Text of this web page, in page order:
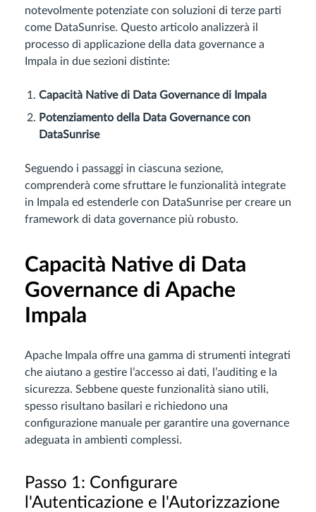
notevolmente potenziate con soluzioni di terze parti
come DataSunrise. Questo articolo analizzerà il
processo di applicazione della data governance a
Impala in due sezioni distinte:
Capacità Native di Data Governance di Impala
Potenziamento della Data Governance con
DataSunrise
Seguendo i passaggi in ciascuna sezione,
comprenderà come sfruttare le funzionalità integrate
in Impala ed estenderle con DataSunrise per creare un
framework di data governance più robusto.
Capacità Native di Data
Governance di Apache
Impala
Apache Impala offre una gamma di strumenti integrati
che aiutano a gestire l’accesso ai dati, l’auditing e la
sicurezza. Sebbene queste funzionalità siano utili,
spesso risultano basilari e richiedono una
configurazione manuale per garantire una governance
adeguata in ambienti complessi.
Passo 1: Configurare
l'Autenticazione e l'Autorizzazione